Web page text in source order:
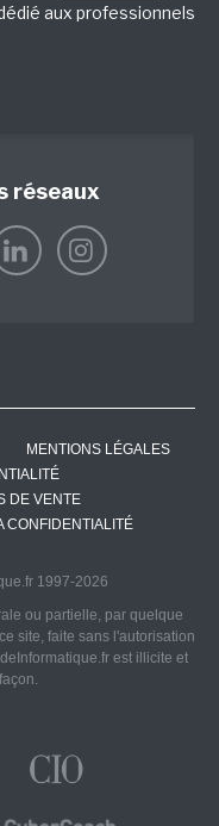
aux professionnels
réseaux
MENTIONS LÉGALES
DE VENTE
CONFIDENTIALITÉ
1997-2026
ou partielle, par quelque
site, faite sans l'autorisation
est illicite et